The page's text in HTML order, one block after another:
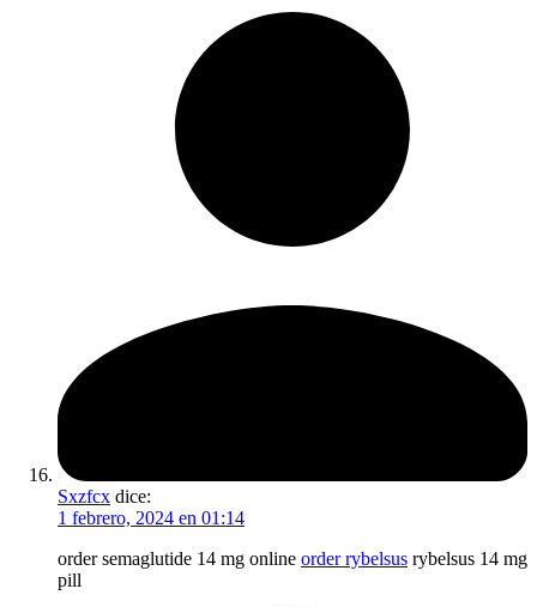
Sxzfcx dice:
1 febrero, 2024 en 01:14
order semaglutide 14 mg online order rybelsus rybelsus 14 mg
pill